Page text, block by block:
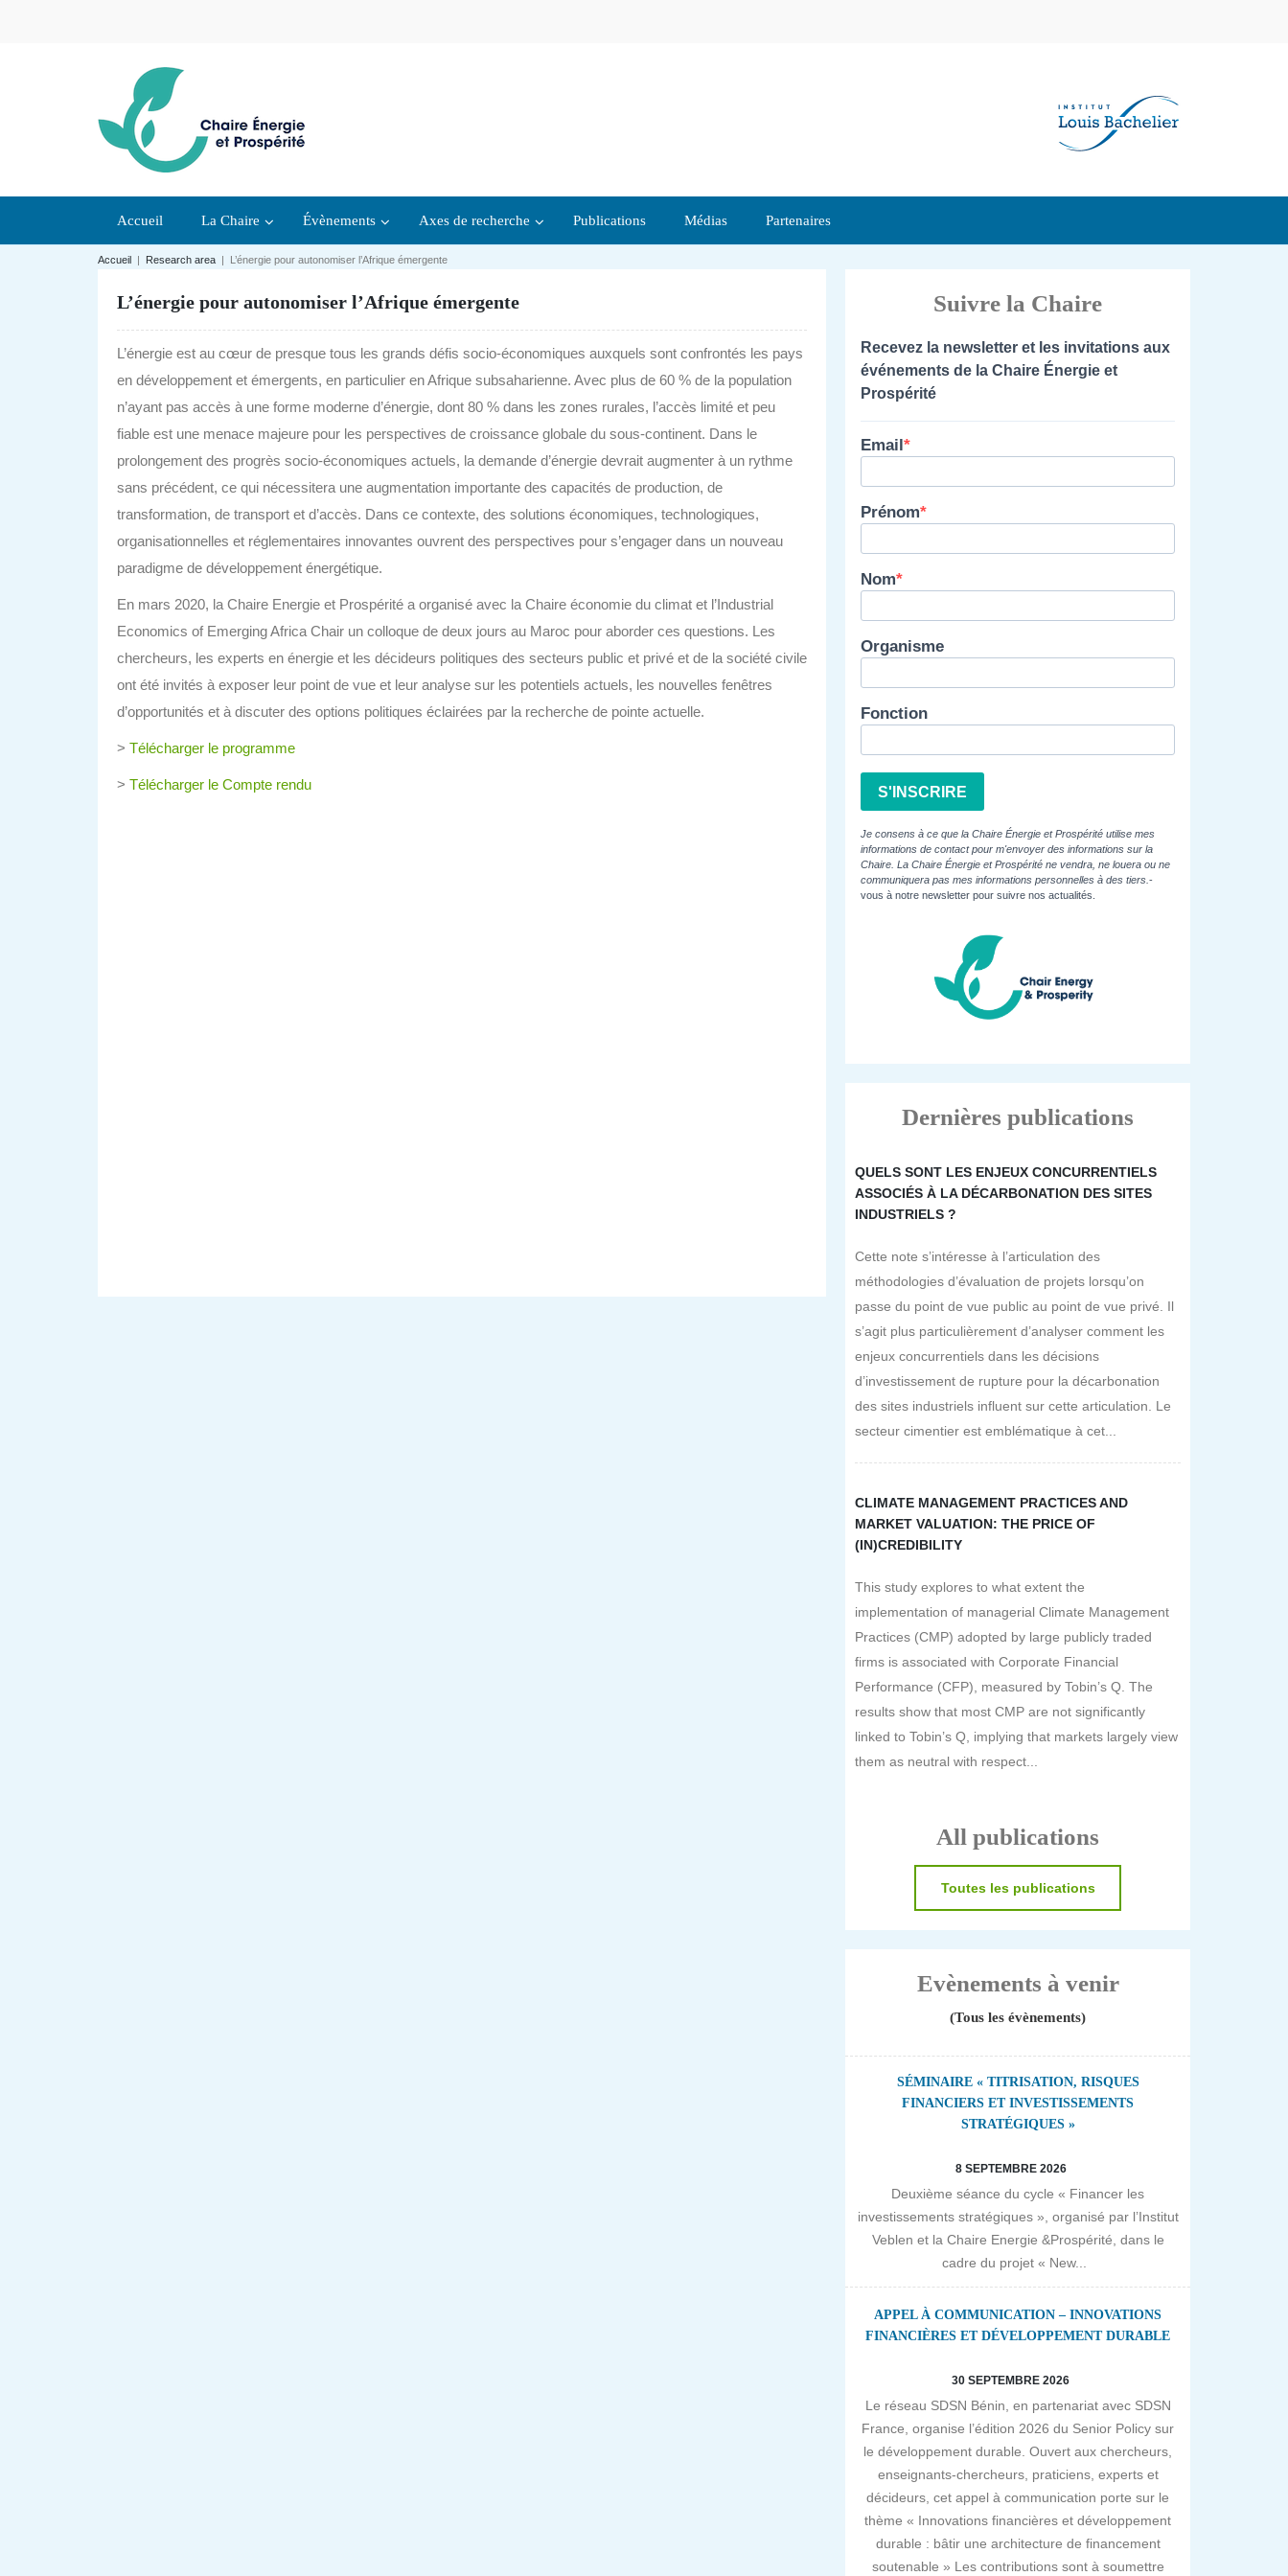
Accueil La Chaire Évènements Axes de recherche Publications Médias Partenaires
Accueil | Research area | L’énergie pour autonomiser l’Afrique émergente
L’énergie pour autonomiser l’Afrique émergente
L’énergie est au cœur de presque tous les grands défis socio-économiques auxquels sont confrontés les pays
en développement et émergents, en particulier en Afrique subsaharienne. Avec plus de 60 % de la population
n’ayant pas accès à une forme moderne d’énergie, dont 80 % dans les zones rurales, l’accès limité et peu
fiable est une menace majeure pour les perspectives de croissance globale du sous-continent. Dans le
prolongement des progrès socio-économiques actuels, la demande d’énergie devrait augmenter à un rythme
sans précédent, ce qui nécessitera une augmentation importante des capacités de production, de
transformation, de transport et d’accès. Dans ce contexte, des solutions économiques, technologiques,
organisationnelles et réglementaires innovantes ouvrent des perspectives pour s’engager dans un nouveau
paradigme de développement énergétique.
En mars 2020, la Chaire Energie et Prospérité a organisé avec la Chaire économie du climat et l’Industrial
Economics of Emerging Africa Chair un colloque de deux jours au Maroc pour aborder ces questions. Les
chercheurs, les experts en énergie et les décideurs politiques des secteurs public et privé et de la société civile
ont été invités à exposer leur point de vue et leur analyse sur les potentiels actuels, les nouvelles fenêtres
d’opportunités et à discuter des options politiques éclairées par la recherche de pointe actuelle.
> Télécharger le programme
> Télécharger le Compte rendu
Suivre la Chaire
Recevez la newsletter et les invitations aux
événements de la Chaire Énergie et
Prospérité
Email
Prénom
Nom
Organisme
Fonction
S'INSCRIRE
Je consens à ce que la Chaire Énergie et Prospérité utilise mes
informations de contact pour m'envoyer des informations sur la
Chaire. La Chaire Énergie et Prospérité ne vendra, ne louera ou ne
communiquera pas mes informations personnelles à des tiers. -
vous à notre newsletter pour suivre nos actualités.
Dernières publications
QUELS SONT LES ENJEUX CONCURRENTIELS
ASSOCIÉS À LA DÉCARBONATION DES SITES
INDUSTRIELS ?
Cette note s’intéresse à l’articulation des
méthodologies d’évaluation de projets lorsqu’on
passe du point de vue public au point de vue privé. Il
s’agit plus particulièrement d’analyser comment les
enjeux concurrentiels dans les décisions
d’investissement de rupture pour la décarbonation
des sites industriels influent sur cette articulation. Le
secteur cimentier est emblématique à cet...
CLIMATE MANAGEMENT PRACTICES AND
MARKET VALUATION: THE PRICE OF
(IN)CREDIBILITY
This study explores to what extent the
implementation of managerial Climate Management
Practices (CMP) adopted by large publicly traded
firms is associated with Corporate Financial
Performance (CFP), measured by Tobin’s Q. The
results show that most CMP are not significantly
linked to Tobin’s Q, implying that markets largely view
them as neutral with respect...
All publications
Toutes les publications
Evènements à venir
(Tous les évènements)
SÉMINAIRE « TITRISATION, RISQUES
FINANCIERS ET INVESTISSEMENTS
STRATÉGIQUES »
8 SEPTEMBRE 2026
Deuxième séance du cycle « Financer les
investissements stratégiques », organisé par l’Institut
Veblen et la Chaire Energie &Prospérité, dans le
cadre du projet « New...
APPEL À COMMUNICATION – INNOVATIONS
FINANCIÈRES ET DÉVELOPPEMENT DURABLE
30 SEPTEMBRE 2026
Le réseau SDSN Bénin, en partenariat avec SDSN
France, organise l’édition 2026 du Senior Policy sur
le développement durable. Ouvert aux chercheurs,
enseignants-chercheurs, praticiens, experts et
décideurs, cet appel à communication porte sur le
thème « Innovations financières et développement
durable : bâtir une architecture de financement
soutenable » Les contributions sont à soumettre